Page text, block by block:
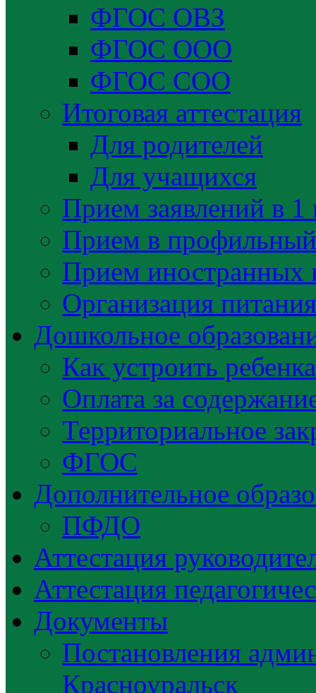
ФГОС ОВЗ
ФГОС ООО
ФГОС СОО
Итоговая аттестация
Для родителей
Для учащихся
Прием заявлений в 1
Прием в
Прием иностранных
Организация
Дошкольное
Как устроить
Оплата за
Территориальное
ФГОС
Дополнительное
ПФДО
Аттестация
Аттестация
Документы
Постановления
Красноуральск